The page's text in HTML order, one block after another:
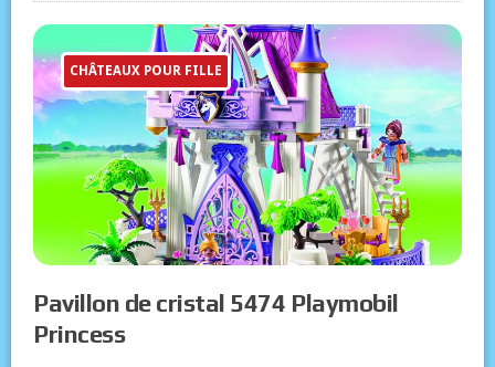
CHÂTEAUX POUR FILLE
Pavillon de cristal 5474 Playmobil
Princess